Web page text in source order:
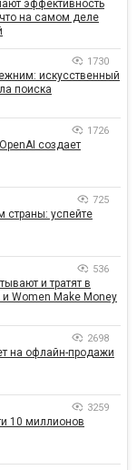
эффективность
на самом деле
1730
искусственный
поиска
1726
создает
725
страны: успейте
536
и тратят в
Women Make Money
2698
на офлайн-продажи
3259
10 миллионов